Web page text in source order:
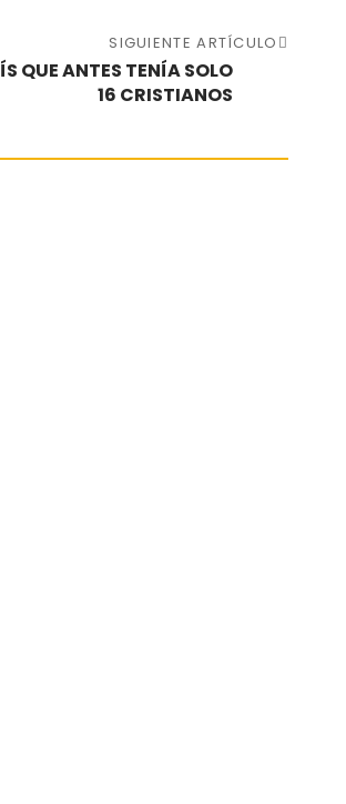
SIGUIENTE ARTÍCULO
QUE ANTES TENÍA SOLO
16 CRISTIANOS